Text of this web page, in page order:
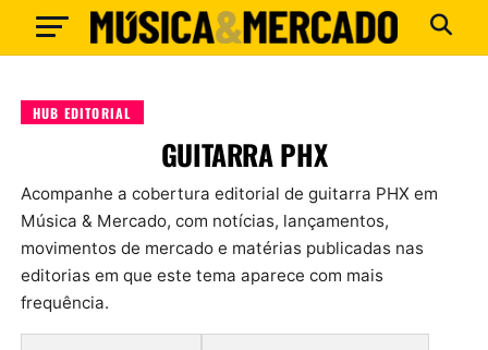
HUB EDITORIAL
GUITARRA PHX
Acompanhe a cobertura editorial de guitarra PHX em
Música & Mercado, com notícias, lançamentos,
movimentos de mercado e matérias publicadas nas
editorias em que este tema aparece com mais
frequência.